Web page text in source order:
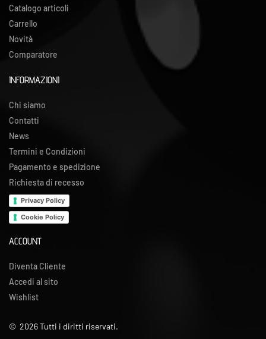
Catalogo articoli
Carrello
Novità
Comparatore
INFORMAZIONI
Chi siamo
Contatti
News
Termini e Condizioni
Pagamento e spedizione
Richiesta di recesso
Privacy Policy
Cookie Policy
ACCOUNT
Diventa Cliente
Accedi al sito
Wishlist
© 2026Tutti i diritti riservati.